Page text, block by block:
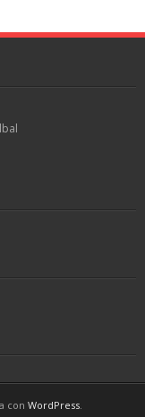
con WordPress.